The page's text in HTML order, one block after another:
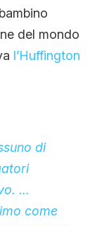
del mondo
l’Huffington
di
…
come